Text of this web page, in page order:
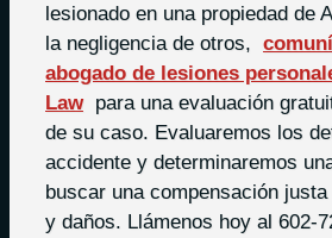
lesionado en una propiedad de
la negligencia de otros,
abogado de lesiones
Law para una evaluación
de su caso. Evaluaremos los
accidente y determinaremos
buscar una compensación
y daños. Llámenos hoy al 602-